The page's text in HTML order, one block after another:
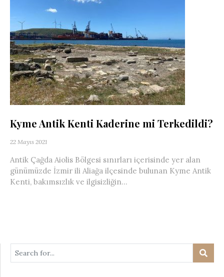
Kyme Antik Kenti Kaderine mi Terkedildi?
22 Mayıs 2021
Antik Çağda Aiolis Bölgesi sınırları içerisinde yer alan
günümüzde İzmir ili Aliağa ilçesinde bulunan Kyme Antik
Kenti, bakımsızlık ve ilgisizliğin...